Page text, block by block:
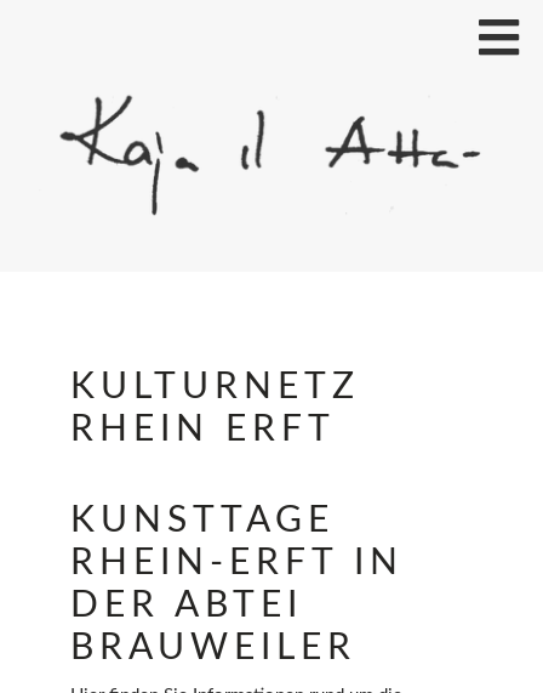
KULTURNETZ
RHEIN ERFT
KUNSTTAGE
RHEIN-ERFT IN
DER ABTEI
BRAUWEILER